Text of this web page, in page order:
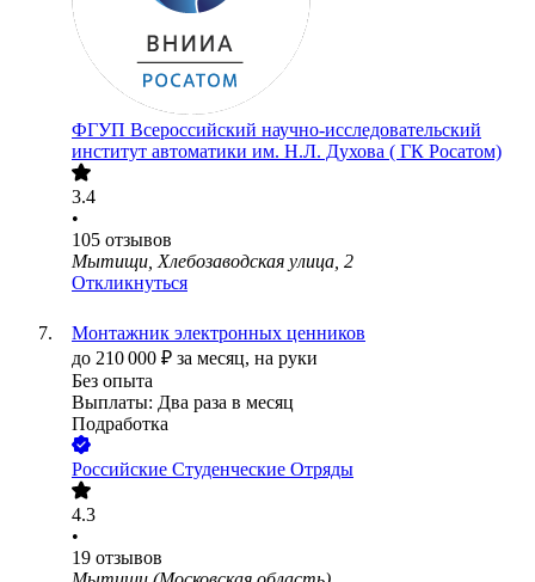
ФГУП Всероссийский научно-исследовательский
институт автоматики им. Н.Л. Духова ( ГК Росатом)
3.4
•
105 отзывов
Мытищи, Хлебозаводская улица, 2
Откликнуться
Монтажник электронных ценников
до 210 000 ₽ за месяц, на руки
Без опыта
Выплаты: Два раза в месяц
Подработка
Российские Студенческие Отряды
4.3
•
19 отзывов